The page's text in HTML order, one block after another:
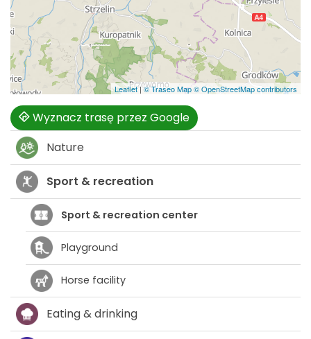
Leaflet|© Traseo Map© OpenStreetMap contributors
Wyznacz trasę przez Google
Nature
Sport & recreation
Sport & recreation center
Playground
Horse facility
Eating & drinking